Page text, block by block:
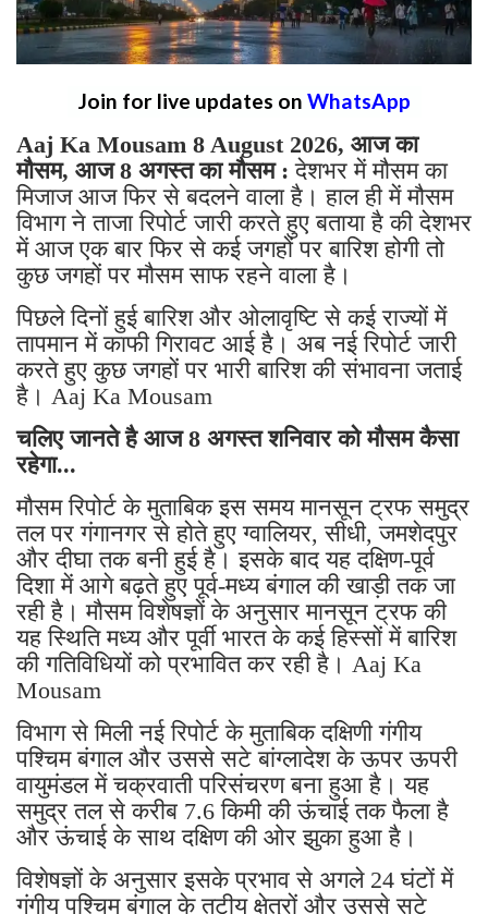
Join for live updates on WhatsApp
Aaj Ka Mousam 8 August 2026, आज का
मौसम, आज 8 अगस्त का मौसम :देशभर में मौसम का
मिजाज आज फिर से बदलने वाला है। हाल ही में मौसम
विभाग ने ताजा रिपोर्ट जारी करते हुए बताया है की देशभर
में आज एक बार फिर से कई जगहों पर बारिश होगी तो
कुछ जगहों पर मौसम साफ रहने वाला है।
पिछले दिनों हुई बारिश और ओलावृष्टि से कई राज्यों में
तापमान में काफी गिरावट आई है। अब नई रिपोर्ट जारी
करते हुए कुछ जगहों पर भारी बारिश की संभावना जताई
है। Aaj Ka Mousam
चलिए जानते है आज 8 अगस्त शनिवार को मौसम कैसा
रहेगा...
मौसम रिपोर्ट के मुताबिक इस समय मानसून ट्रफ समुद्र
तल पर गंगानगर से होते हुए ग्वालियर, सीधी, जमशेदपुर
और दीघा तक बनी हुई है। इसके बाद यह दक्षिण-पूर्व
दिशा में आगे बढ़ते हुए पूर्व-मध्य बंगाल की खाड़ी तक जा
रही है। मौसम विशेषज्ञों के अनुसार मानसून ट्रफ की
यह स्थिति मध्य और पूर्वी भारत के कई हिस्सों में बारिश
की गतिविधियों को प्रभावित कर रही है। Aaj Ka
Mousam
विभाग से मिली नई रिपोर्ट के मुताबिक दक्षिणी गंगीय
पश्चिम बंगाल और उससे सटे बांग्लादेश के ऊपर ऊपरी
वायुमंडल में चक्रवाती परिसंचरण बना हुआ है। यह
समुद्र तल से करीब 7.6 किमी की ऊंचाई तक फैला है
और ऊंचाई के साथ दक्षिण की ओर झुका हुआ है।
विशेषज्ञों के अनुसार इसके प्रभाव से अगले 24 घंटों में
गंगीय पश्चिम बंगाल के तटीय क्षेत्रों और उससे सटे